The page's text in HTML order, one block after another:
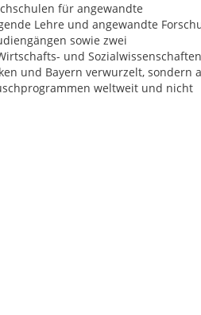
für angewandte
Lehre und angewandte
sowie zwei
und Sozialwissenschaften
und Bayern verwurzelt, sondern
weltweit und nicht